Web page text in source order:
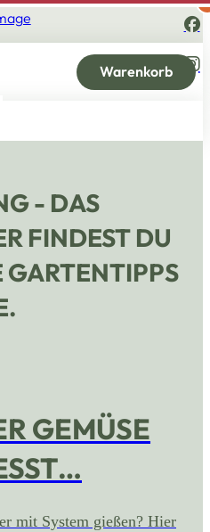
Warenkorb
0
- DAS
FINDEST DU
GARTENTIPPS
GEMÜSE
mit System gießen? Hier